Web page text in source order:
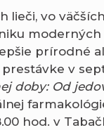
lieči, vo
prírodné
v
doby: Od
hod. v